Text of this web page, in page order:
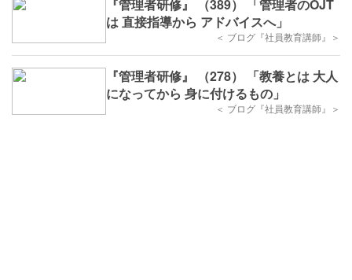
『管理者研修』 （389） 「管理者のOJT
は 直接指導から アドバイスへ」
＜ ブログ『社員教育講師』＞
『管理者研修』 （278） 「教養とは 大人
になってから 身に付けるもの」
＜ ブログ『社員教育講師』＞